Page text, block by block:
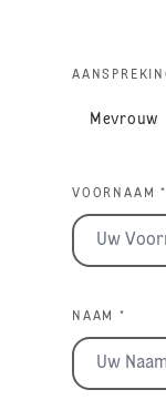
VOORNAAM *
NAAM *